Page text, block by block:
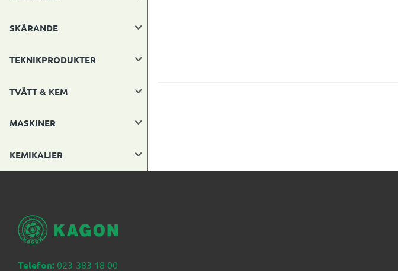
SKÄRANDE
TEKNIKPRODUKTER
TVÄTT & KEM
MASKINER
KEMIKALIER
Telefon: 023-383 18 00